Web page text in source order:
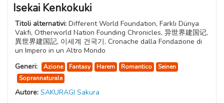
Isekai Kenkokuki
Titoli alternativi: Different World Foundation, Farklı Dünya
Vakfı, Otherworld Nation Founding Chronicles, 异世界建国记,
異世界建国記, 이세계 건국기, Cronache dalla Fondazione di
un Impero in un Altro Mondo
Generi:
Azione Fantasy Harem Romantico
Seinen
Soprannaturale
Autore: SAKURAGI Sakura